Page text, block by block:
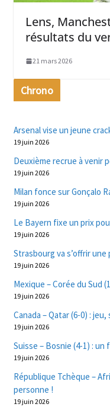
Lens,
résultats du
21 mars 2026
Chrono
Arsenal vise un jeune
19 juin 2026
Deuxième recrue à venir
19 juin 2026
Milan fonce sur Gonçalo
19 juin 2026
Le Bayern fixe un prix
19 juin 2026
Strasbourg va s’offrir
19 juin 2026
Mexique – Corée du Sud
19 juin 2026
Canada – Qatar (6-0) :
19 juin 2026
Suisse – Bosnie (4-1) : un
19 juin 2026
République Tchèque –
personne !
19 juin 2026